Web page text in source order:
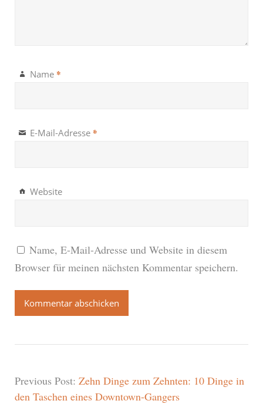
Name *
E-Mail-Adresse *
Website
Name, E-Mail-Adresse und Website in diesem
Browser für meinen nächsten Kommentar speichern.
Previous Post: Zehn Dinge zum Zehnten: 10 Dinge in
den Taschen eines Downtown-Gangers